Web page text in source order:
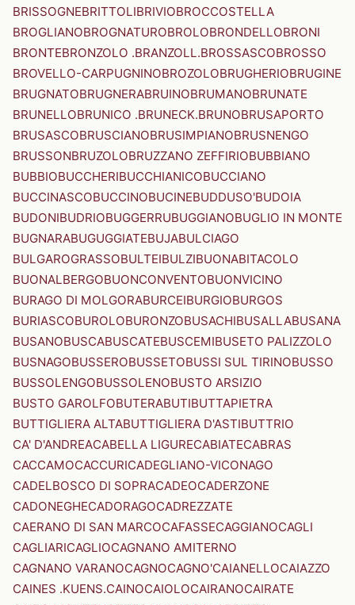
BRISSOGNEBRITTOLIBRIVIOBROCCOSTELLA
BROGLIANOBROGNATUROBROLOBRONDELLOBRONI
BRONTEBRONZOLO .BRANZOLL.BROSSASCOBROSSO
BROVELLO-CARPUGNINOBROZOLOBRUGHERIOBRUGINE
BRUGNATOBRUGNERABRUINOBRUMANOBRUNATE
BRUNELLOBRUNICO .BRUNECK.BRUNOBRUSAPORTO
BRUSASCOBRUSCIANOBRUSIMPIANOBRUSNENGO
BRUSSONBRUZOLOBRUZZANO ZEFFIRIOBUBBIANO
BUBBIOBUCCHERIBUCCHIANICOBUCCIANO
BUCCINASCOBUCCINOBUCINEBUDDUSO'BUDOIA
BUDONIBUDRIOBUGGERRUBUGGIANOBUGLIO IN MONTE
BUGNARABUGUGGIATEBUJABULCIAGO
BULGAROGRASSOBULTEIBULZIBUONABITACOLO
BUONALBERGOBUONCONVENTOBUONVICINO
BURAGO DI MOLGORABURCEIBURGIOBURGOS
BURIASCOBUROLOBURONZOBUSACHIBUSALLABUSANA
BUSANOBUSCABUSCATEBUSCEMIBUSETO PALIZZOLO
BUSNAGOBUSSEROBUSSETOBUSSI SUL TIRINOBUSSO
BUSSOLENGOBUSSOLENOBUSTO ARSIZIO
BUSTO GAROLFOBUTERABUTIBUTTAPIETRA
BUTTIGLIERA ALTABUTTIGLIERA D'ASTIBUTTRIO
CA' D'ANDREACABELLA LIGURECABIATECABRAS
CACCAMOCACCURICADEGLIANO-VICONAGO
CADELBOSCO DI SOPRACADEOCADERZONE
CADONEGHECADORAGOCADREZZATE
CAERANO DI SAN MARCOCAFASSECAGGIANOCAGLI
CAGLIARICAGLIOCAGNANO AMITERNO
CAGNANO VARANOCAGNOCAGNO'CAIANELLOCAIAZZO
CAINES .KUENS.CAINOCAIOLOCAIRANOCAIRATE